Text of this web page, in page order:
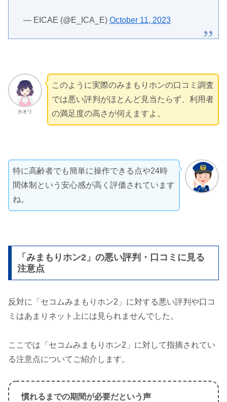
— EICAE (@E_ICA_E) October 11, 2023
カオリ
このように実際のみまもりホンの口コミ調査
では悪い評判がほとんど見当たらず、利用者
の満足度の高さが伺えますよ。
特に高齢者でも簡単に操作できる点や24時
間体制という安心感が高く評価されています
ね。
「みまもりホン2」の悪い評判・口コミに見る
注意点
反対に「セコムみまもりホン2」に対する悪い評判や口コ
ミはあまりネット上には見られませんでした。
ここでは「セコムみまもりホン2」に対して指摘されてい
る注意点についてご紹介します。
慣れるまでの期間が必要だという声